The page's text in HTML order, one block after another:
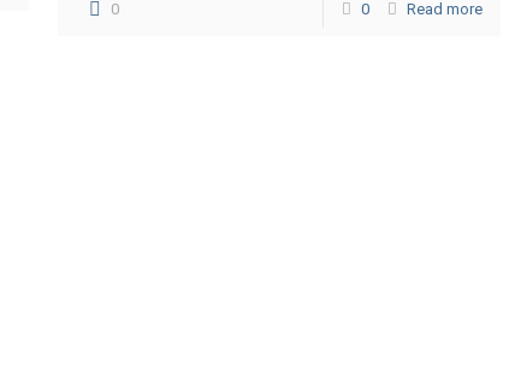
0 0 Read more